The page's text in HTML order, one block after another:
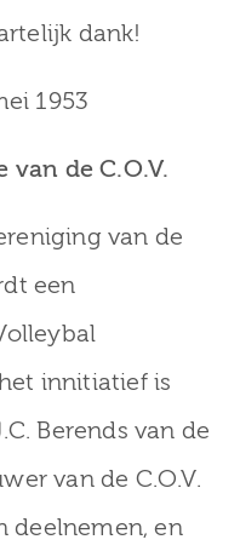
dank!
1953
de C.O.V.
van de
een
innitiatief is
Berends van de
van de C.O.V.
deelnemen, en